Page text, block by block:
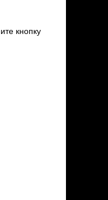
кнопку